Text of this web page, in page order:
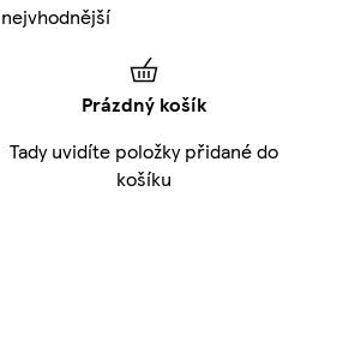
nejvhodnější
Prázdný košík
Tady uvidíte položky přidané do
košíku